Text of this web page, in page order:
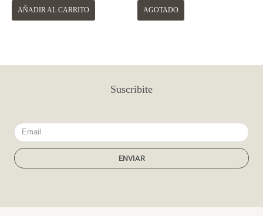
AÑADIR AL CARRITO AGOTADO
Suscribite
Email
ENVIAR